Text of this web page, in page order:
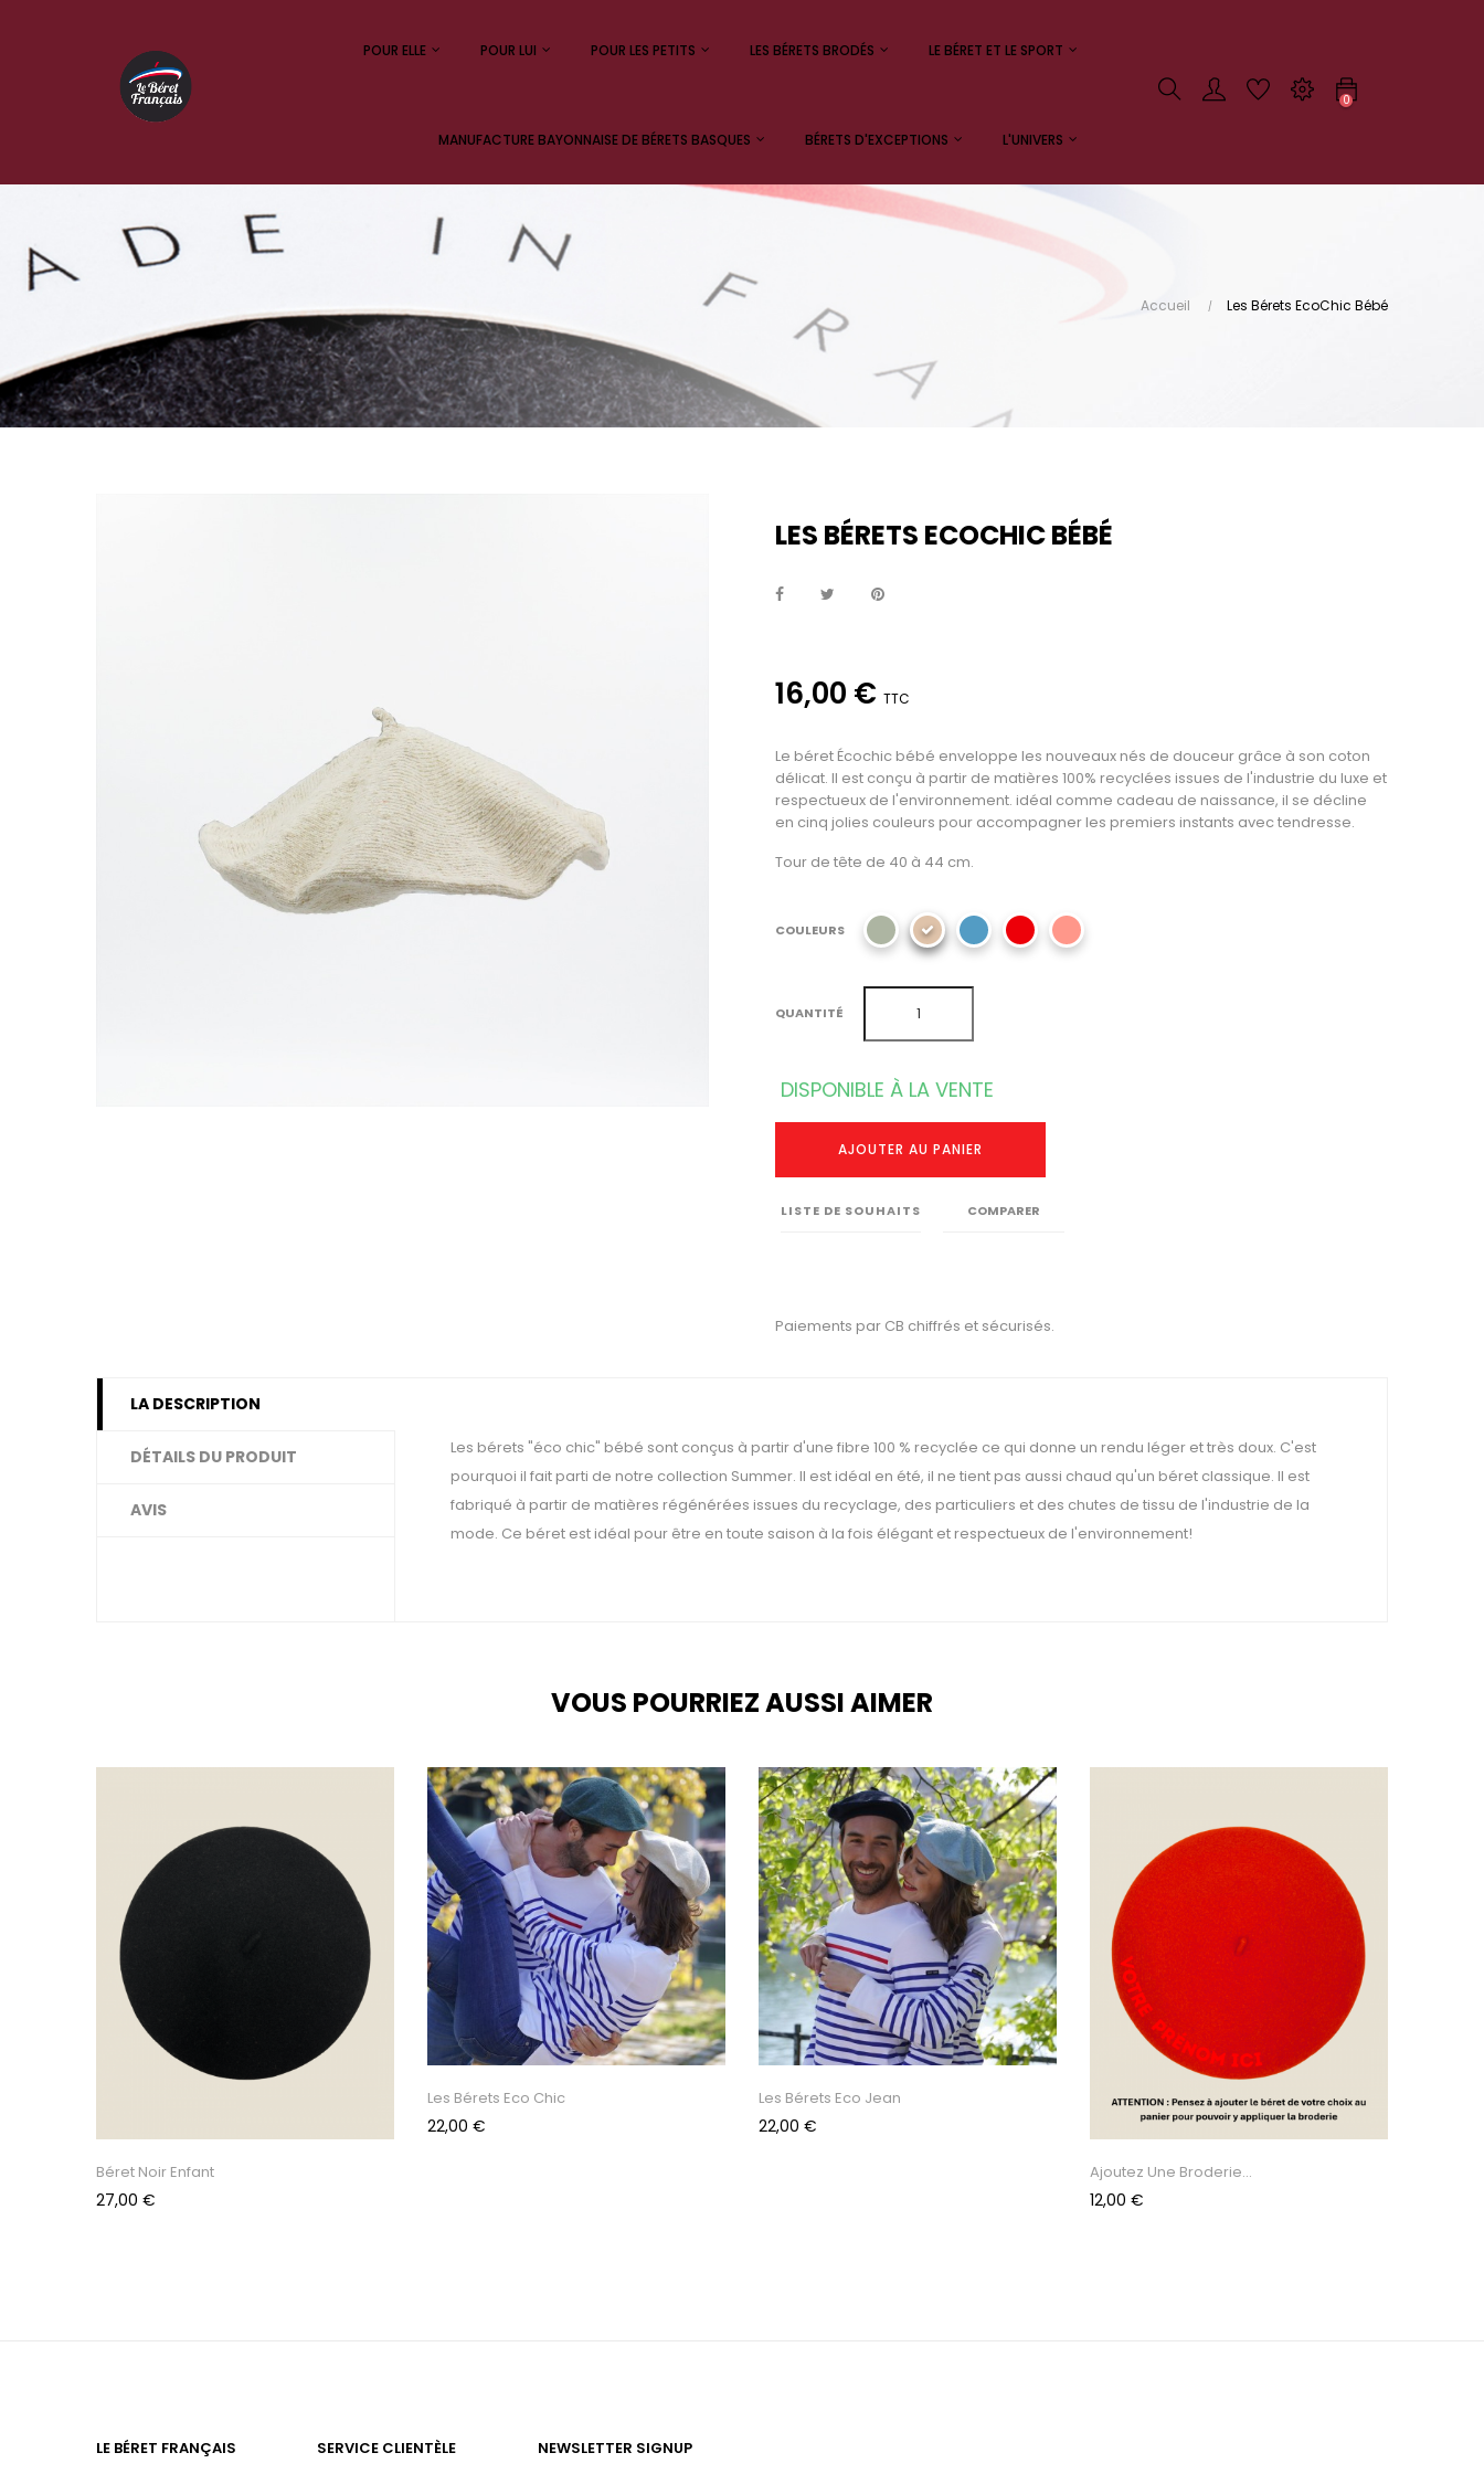
POUR ELLE POUR LUI POUR LES PETITS LES BÉRETS BRODÉS LE BÉRET ET LE SPORT
MANUFACTURE BAYONNAISE DE BÉRETS BASQUES BÉRETS D'EXCEPTIONS L'UNIVERS
0
Accueil Les Bérets EcoChic Bébé
LES BÉRETS ECOCHIC BÉBÉ
16,00 € TTC
Le béret Écochic bébé enveloppe les nouveaux nés de douceur grâce à son coton
délicat. Il est conçu à partir de matières 100% recyclées issues de l'industrie du luxe et
respectueux de l'environnement. idéal comme cadeau de naissance, il se décline
en cinq jolies couleurs pour accompagner les premiers instants avec tendresse.
Tour de tête de 40 à 44 cm.
COULEURS
QUANTITÉ
DISPONIBLE À LA VENTE
AJOUTER AU PANIER
LISTE DE SOUHAITS COMPARER
Paiements par CB chiffrés et sécurisés.
LA DESCRIPTION
DÉTAILS DU PRODUIT
AVIS
Les bérets "éco chic" bébé sont conçus à partir d'une fibre 100 % recyclée ce qui donne un rendu léger et très doux. C'est
pourquoi il fait parti de notre collection Summer. Il est idéal en été, il ne tient pas aussi chaud qu'un béret classique. Il est
fabriqué à partir de matières régénérées issues du recyclage, des particuliers et des chutes de tissu de l'industrie de la
mode. Ce béret est idéal pour être en toute saison à la fois élégant et respectueux de l'environnement!
VOUS POURRIEZ AUSSI AIMER
Béret Noir Enfant
Prix
27,00 €
Les Bérets Eco Chic
Prix
22,00 €
Les Bérets Eco Jean
Prix
22,00 €
Ajoutez Une Broderie...
Prix
12,00 €
LE BÉRET FRANÇAIS SERVICE CLIENTÈLE NEWSLETTER SIGNUP